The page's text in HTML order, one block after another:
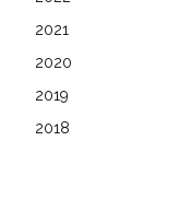
2021
2020
2019
2018